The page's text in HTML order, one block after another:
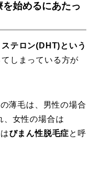
始めるにあたっ
テロン(DHT)という
しまっている方が
薄毛は、男性の場合
、女性の場合は
びまん性脱毛症と呼